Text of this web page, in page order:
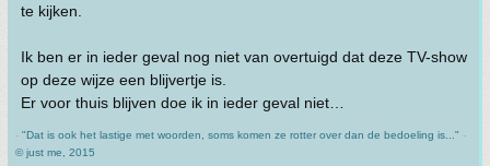
te kijken.
Ik ben er in ieder geval nog niet van overtuigd dat deze TV-show
op deze wijze een blijvertje is.
Er voor thuis blijven doe ik in ieder geval niet…
- "Dat is ook het lastige met woorden, soms komen ze rotter over dan de bedoeling is..." -
© just me, 2015